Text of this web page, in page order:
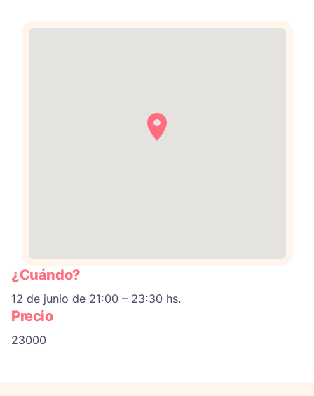
¿Cuándo?
12 de junio de 21:00 – 23:30 hs.
Precio
23000